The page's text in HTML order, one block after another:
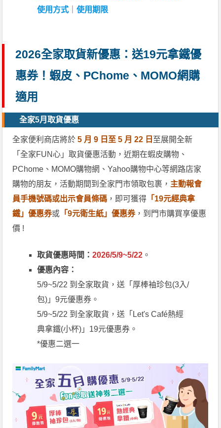
使用方式 ｜使用期限
2026全家取貨新優惠：送19元拿鐵優
惠券！蝦皮、PChome、MOMO網購
適用
全家5月取貨優惠
全家便利商店將於5 月 9 日至 5 月 22 日 至展開全新
「全家FUN心」取貨優惠活動，近期在蝦皮購物、
PChome、MOMO購物網、Yahoo購物中心等網路店家
購物的朋友，活動期間到全家門市領取包裹， 主動報會
員手機號碼或出示會員條碼 ，即可獲得 「19元經典拿
鐵」優惠券或 「9元衛生紙」優惠券，到門市購買享優惠
價 !
取貨優惠時間：2026/5/9~5/22 。
優惠內容：
5/9~5/22 到全家取貨，送「厚棒袖珍包(3入/
包)」9元優惠券。
5/9~5/22 到全家取貨，送「Let's Café熱經
典拿鐵(小杯)」19元優惠券。
*優惠二選一